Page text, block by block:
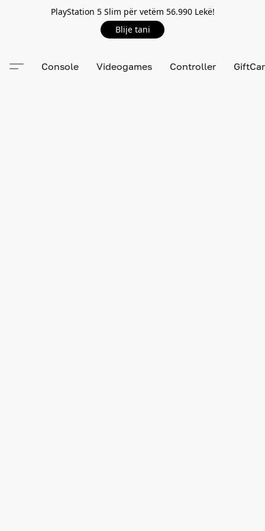
PlayStation 5 Slim për vetëm 56.990 Lekë!
Blije tani
Console Videogames Controller